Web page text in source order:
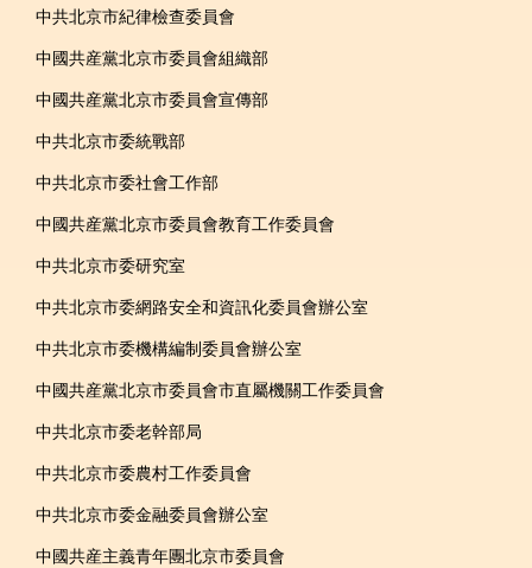
中共北京市紀律檢查委員會
中國共産黨北京市委員會組織部
中國共産黨北京市委員會宣傳部
中共北京市委統戰部
中共北京市委社會工作部
中國共産黨北京市委員會教育工作委員會
中共北京市委研究室
中共北京市委網路安全和資訊化委員會辦公室
中共北京市委機構編制委員會辦公室
中國共産黨北京市委員會市直屬機關工作委員會
中共北京市委老幹部局
中共北京市委農村工作委員會
中共北京市委金融委員會辦公室
中國共産主義青年團北京市委員會